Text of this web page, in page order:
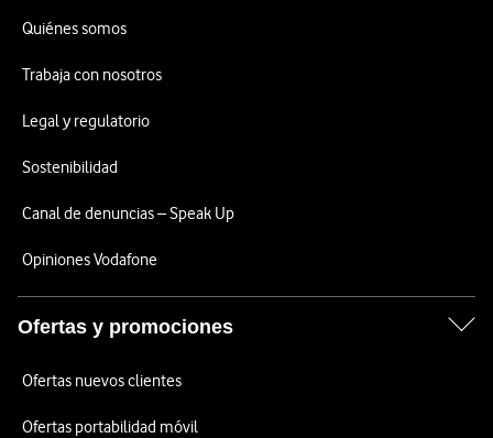
Quiénes somos
Trabaja con nosotros
Legal y regulatorio
Sostenibilidad
Canal de denuncias – Speak Up
Opiniones Vodafone
Ofertas y promociones
Ofertas nuevos clientes
Ofertas portabilidad móvil